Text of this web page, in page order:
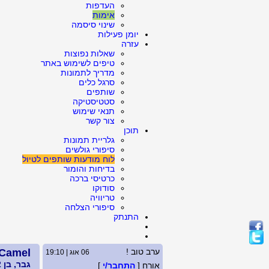
העדפות
אימות
שינוי סיסמה
יומן פעילות
עזרה
שאלות נפוצות
טיפים לשימוש באתר
מדריך לתמונות
סרגל כלים
שותפים
סטטיסטיקה
תנאי שימוש
צור קשר
תוכן
גלריית תמונות
סיפורי גולשים
לוח מודעות שותפים לטיול
בדיחות והומור
כרטיסי ברכה
סודוקו
טריוויה
סיפורי הצלחה
התנתק
ערב טוב ! 06 אוג | 19:10
אורח [ התחבר/י ] גבר, בן 42, רווק